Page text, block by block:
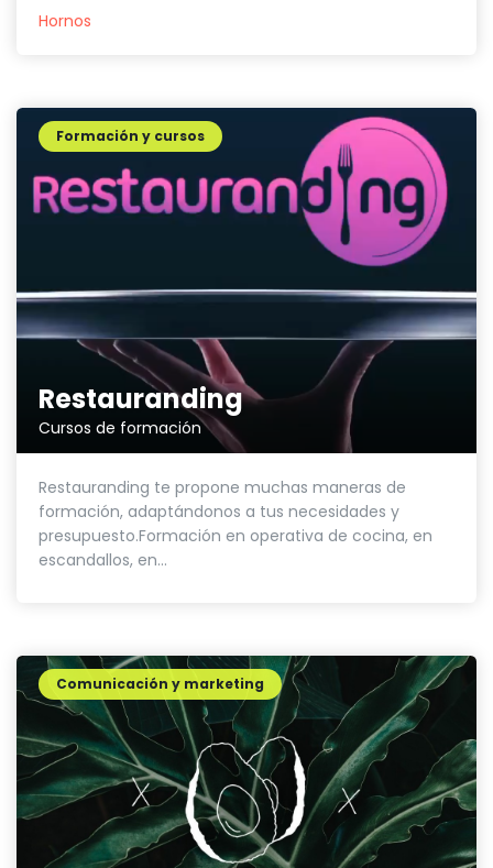
Hornos
Restauranding
Cursos de formación
Formación y cursos
Restauranding te propone muchas maneras de
formación, adaptándonos a tus necesidades y
presupuesto.Formación en operativa de cocina, en
escandallos, en...
Comunicación y marketing